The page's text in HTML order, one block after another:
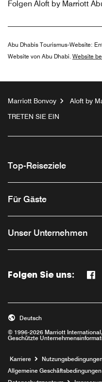
Folgen Aloft by Marriott
Abu Dhabis Tourismus-Website:
Website von Abu Dhabi. Website
Marriott Bonvoy
Aloft by
TRETEN SIE EIN
Top-Reiseziele
Für Gäste
Unser Unternehmen
Folgen Sie uns:
© 1996-2026 Marriott
Geschützte
Deutsch
Karriere Opens a new
Allgemeine